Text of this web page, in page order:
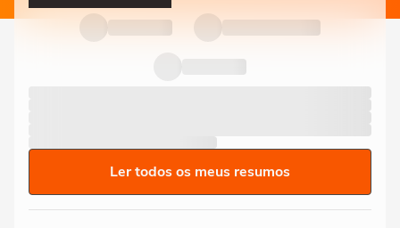
Ler todos os meus resumos